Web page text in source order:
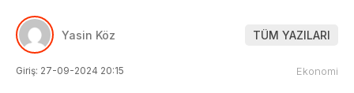
Yasin Köz TÜM YAZILARI
Giriş: 27-09-2024 20:15 Ekonomi